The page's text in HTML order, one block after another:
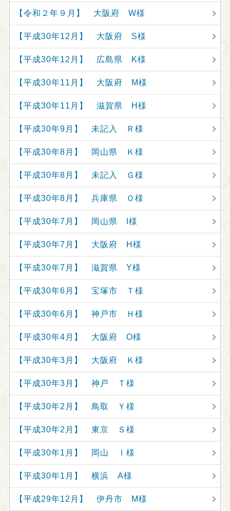
【令和２年９月】 大阪府 W様
【平成30年12月】 大阪府 S様
【平成30年12月】 広島県 K様
【平成30年11月】 大阪府 M様
【平成30年11月】 滋賀県 H様
【平成30年9月】 未記入 Ｒ様
【平成30年8月】 岡山県 Ｋ様
【平成30年8月】 未記入 Ｇ様
【平成30年8月】 兵庫県 Ｏ様
【平成30年7月】 岡山県 I様
【平成30年7月】 大阪府 H様
【平成30年7月】 滋賀県 Y様
【平成30年6月】 宝塚市 Ｔ様
【平成30年6月】 神戸市 Ｈ様
【平成30年4月】 大阪府 O様
【平成30年3月】 大阪府 Ｋ様
【平成30年3月】 神戸 Ｔ様
【平成30年2月】 鳥取 Ｙ様
【平成30年2月】 東京 Ｓ様
【平成30年1月】 岡山 Ｉ様
【平成30年1月】 横浜 A様
【平成29年12月】 伊丹市 M様